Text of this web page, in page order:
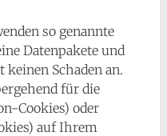
so genannte
Datenpakete und
Schaden an.
für die
Cookies) oder
auf Ihrem